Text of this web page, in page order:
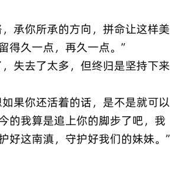
承你所承的方向，拼命让这样美
得久一点，再久一点。”
失去了太多，但终归是坚持下来
果你还活着的话，是不是就可以
的我算是追上你的脚步了吧，我
好这南滇，守护好我们的妹妹。”